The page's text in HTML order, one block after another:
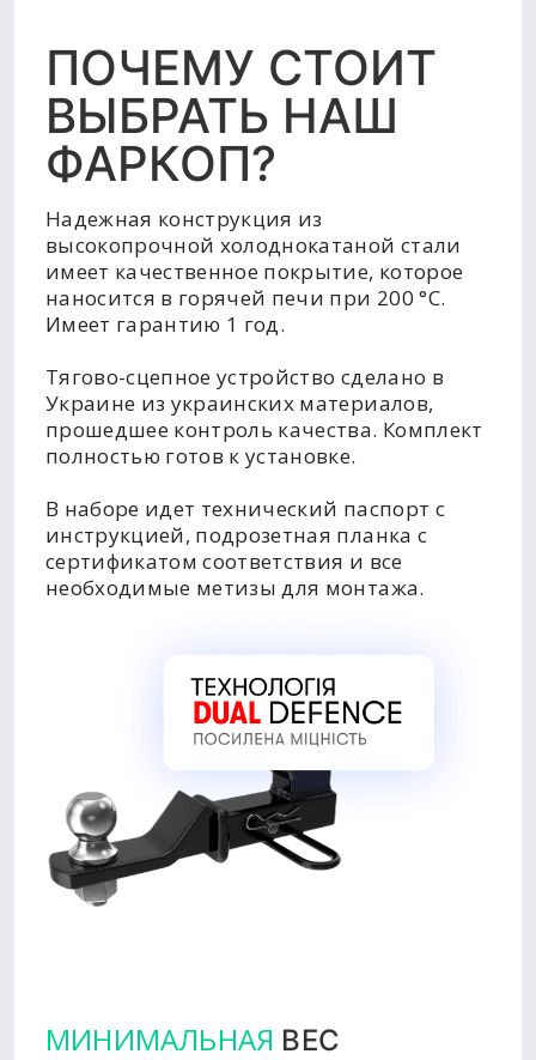
ПОЧЕМУ СТОИТ
ВЫБРАТЬ НАШ
ФАРКОП?
Надежная конструкция из
высокопрочной холоднокатаной стали
имеет качественное покрытие, которое
наносится в горячей печи при 200 °C.
Имеет гарантию 1 год.
Тягово-сцепное устройство сделано в
Украине из украинских материалов,
прошедшее контроль качества. Комплект
полностью готов к установке.
В наборе идет технический паспорт с
инструкцией, подрозетная планка с
сертификатом соответствия и все
необходимые метизы для монтажа.
МИНИМАЛЬНАЯ ВЕС